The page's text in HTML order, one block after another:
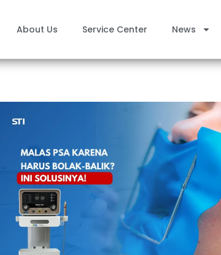
About Us Service Center News